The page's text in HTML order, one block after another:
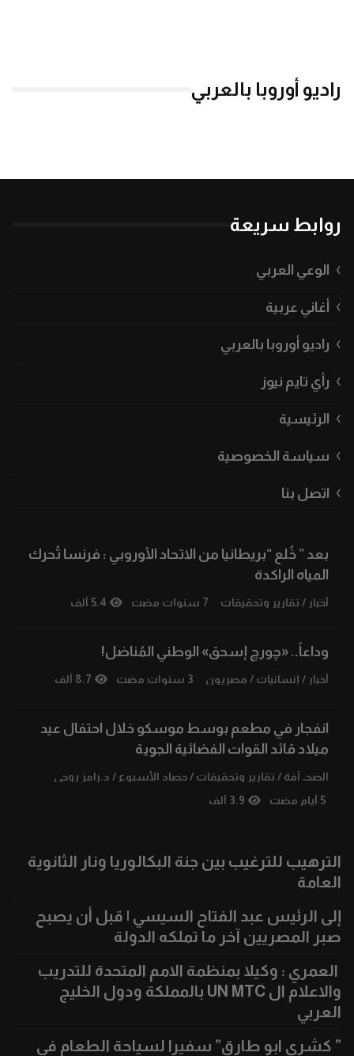
راديو أوروبا بالعربي
روابط سريعة
الوعي العربي
أغاني عربية
راديو أوروبا بالعربي
رأي تايم نيوز
الرئيسية
سياسة الخصوصية
اتصل بنا
بعد ” خُلع “بريطانيا من الاتحاد الأوروبي : فرنسا تُحرك
المياه الراكدة
أخبار / تقارير وتحقيقات 7 سنوات مضت 5.4 ألف
وداعاً.. «چورچ إسحق» الوطني المُناضل!
أخبار / إنسانيات / مصريون 3 سنوات مضت 8.7 ألف
انفجار في مطعم بوسط موسكو خلال احتفال عيد
ميلاد قائد القوات الفضائية الجوية
الصحـ آفة / تقارير وتحقيقات /حصاد الأسبوع / د.رامز روحي
5 أيام مضت
3.9 ألف
الترهيب للترغيب بين جنة البكالوريا ونار الثانوية
العامة
إلى الرئيس عبد الفتاح السيسي | قبل أن يصبح
صبر المصريين آخر ما تملكه الدولة
العمري : وكيلا بمنظمة الامم المتحدة للتدريب
والاعلام ال UN MTC بالمملكة ودول الخليج
العربي
” كشري ابو طارق” سفيرا لسياحة الطعام في